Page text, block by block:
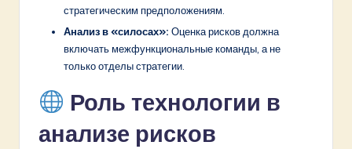
стратегическим предположениям.
Анализ в «силосах»: Оценка рисков должна
включать межфункциональные команды, а не
только отделы стратегии.
Роль технологии в
анализе рисков